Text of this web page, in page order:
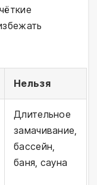
Нельзя
Длительное
замачивание,
бассейн,
баня, сауна